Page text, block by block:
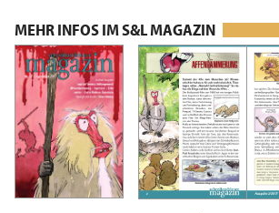
MEHR INFOS IM S&L MAGAZIN